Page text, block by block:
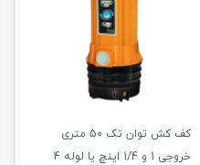
کف کش توان تک 50 متری
خروجی 1 و 1/4 اینچ یا لوله 4